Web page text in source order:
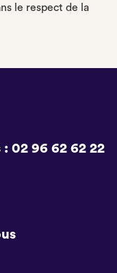
le respect de la
: 02 96 62 62 22